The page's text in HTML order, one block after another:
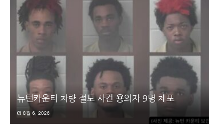
뉴턴카운티 차량 절도 사건 용의자 9명 체포
8월 6, 2026